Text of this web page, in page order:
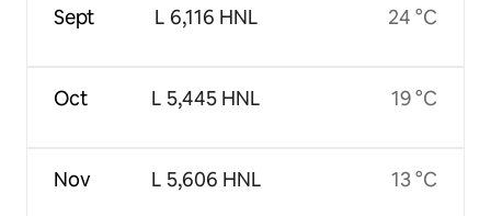
Sept
Oct
Nov
L 6,116 HNL
L 5,445 HNL
L 5,606 HNL
24 °C
19 °C
13 °C